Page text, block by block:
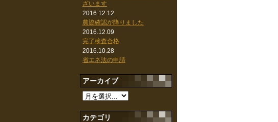
ざいます
2016.12.12
農協確認が降りました
2016.12.09
完了検査合格
2016.10.28
省エネ法の申請
アーカイブ
カテゴリ